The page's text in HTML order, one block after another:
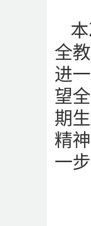
全
进
望
期
精
一